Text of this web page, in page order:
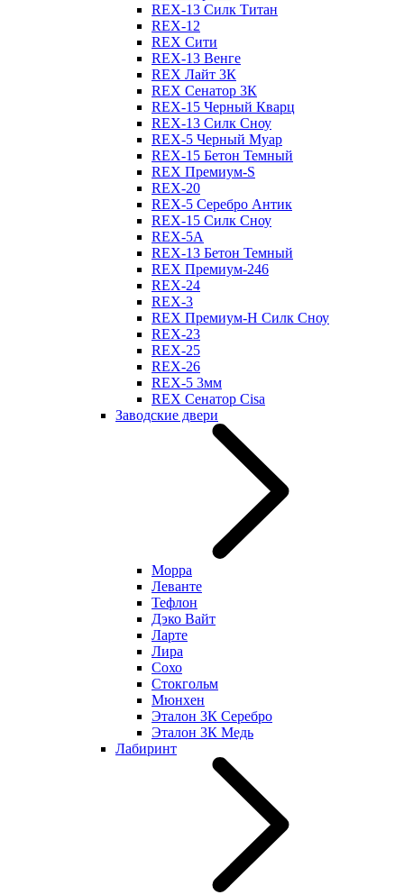
REX-13 Силк Титан
REX-12
REX Сити
REX-13 Венге
REX Лайт 3К
REX Сенатор 3К
REX-15 Черный Кварц
REX-13 Силк Сноу
REX-5 Черный Муар
REX-15 Бетон Темный
REX Премиум-S
REX-20
REX-5 Серебро Антик
REX-15 Силк Сноу
REX-5А
REX-13 Бетон Темный
REX Премиум-246
REX-24
REX-3
REX Премиум-Н Силк Сноу
REX-23
REX-25
REX-26
REX-5 3мм
REX Сенатор Cisa
Заводские двери
Морра
Леванте
Тефлон
Дэко Вайт
Ларте
Лира
Сохо
Стокгольм
Мюнхен
Эталон 3К Серебро
Эталон 3К Медь
Лабиринт